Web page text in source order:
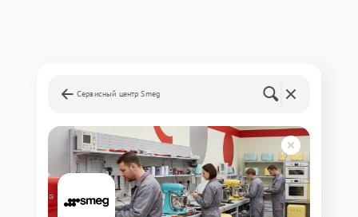
Сервисный центр Smeg